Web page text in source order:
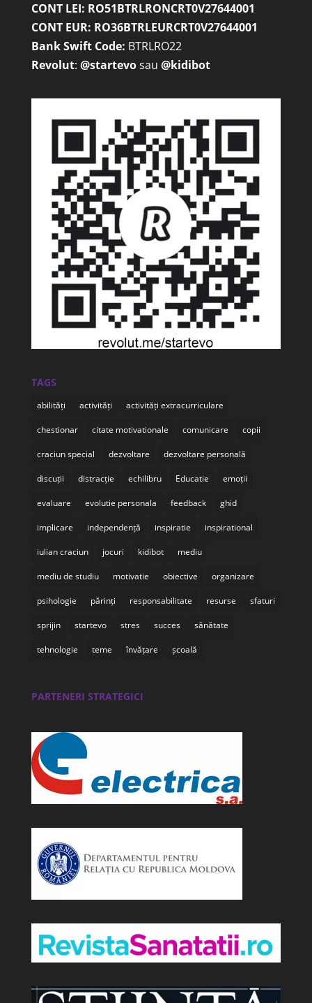
CONT LEI: RO51BTRLRONCRT0V27644001
CONT EUR: RO36BTRLEURCRT0V27644001
Bank Swift Code: BTRLRO22
Revolut: @startevosau @kidibot
TAGS
abilități activități activități extracurriculare
chestionar citate motivationale comunicare copii
craciun special dezvoltare dezvoltare personală
discuții distracție echilibru Educatie emoții
evaluare evolutie personala feedback ghid
implicare independență inspiratie inspirational
iulian craciun jocuri kidibot mediu
mediu de studiu motivatie obiective organizare
psihologie părinți responsabilitate resurse sfaturi
sprijin startevo stres succes sănătate
tehnologie teme învățare școală
PARTENERI STRATEGICI